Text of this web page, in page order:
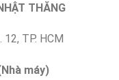
THĂNG
TP. HCM
máy)